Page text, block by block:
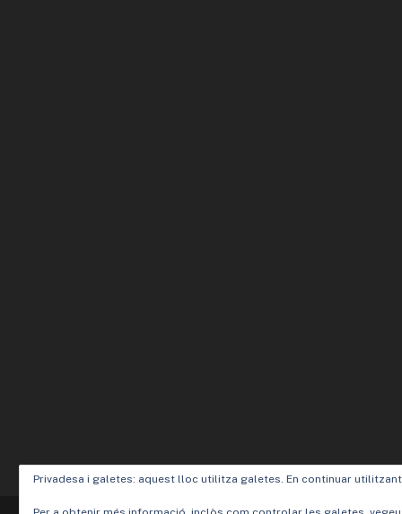
Privadesa i galetes: aquest lloc utilitza galetes. En continuar